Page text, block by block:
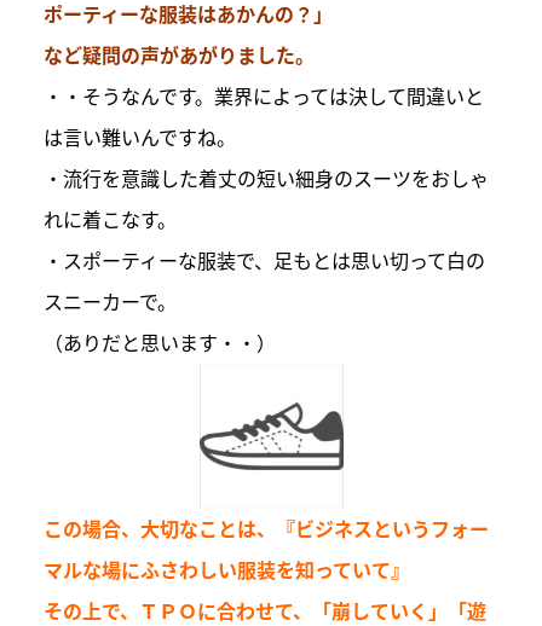
ポーティーな服装はあかんの？」
など疑問の声があがりました。
・・そうなんです。業界によっては決して間違いと
は言い難いんですね。
・流行を意識した着丈の短い細身のスーツをおしゃ
れに着こなす。
・スポーティーな服装で、足もとは思い切って白の
スニーカーで。
（ありだと思います・・）
この場合、大切なことは、『ビジネスというフォー
マルな場にふさわしい服装を知っていて』
その上で、ＴＰＯに合わせて、「崩していく」「遊